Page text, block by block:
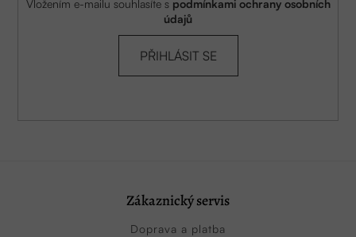
Vložením e-mailu souhlasíte s podmínkami ochrany osobních
údajů
PŘIHLÁSIT SE
Zákaznický servis
Doprava a platba